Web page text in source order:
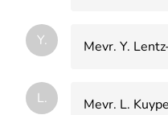
Y. Mevr. Y.
L. Mevr. L.